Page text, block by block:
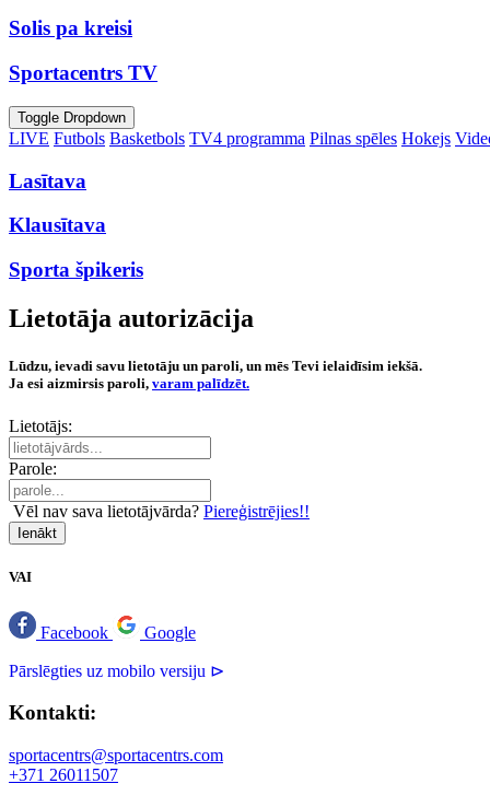
Solis pa kreisi
Sportacentrs TV
Toggle Dropdown
LIVE Futbols Basketbols TV4 programma Pilnas spēles Hokejs
Lasītava
Klausītava
Sporta špikeris
Lietotāja autorizācija
Lūdzu, ievadi savu lietotāju un paroli, un mēs Tevi ielaidīsim iekšā.
Ja esi aizmirsis paroli, varam palīdzēt.
Lietotājs:
Parole:
Vēl nav sava lietotājvārda? Piereģistrējies!!
Ienākt
VAI
Facebook Google
Pārslēgties uz mobilo versiju ⊳
Kontakti:
sportacentrs@sportacentrs.com
+371 26011507